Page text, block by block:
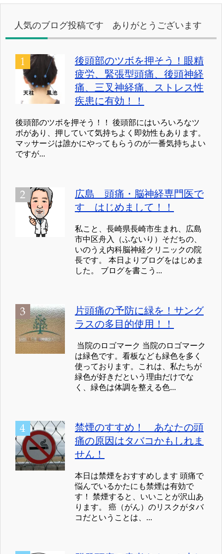
リ
人気のブログ投稿です ありがとうございます
後頭部のツボを押そう！眼精
疲労、緊張型頭痛、後頭神経
痛、三叉神経痛、ストレス性
疾患に有効！！
後頭部のツボを押そう！！ 後頭部にはいろいろなツ
ボがあり、押していて気持ちよく即効性もあります。
マッサージは誰かにやってもらうのが一番気持ちよい
ですが...
広島 頭痛・脳神経専門医で
す はじめまして！！
私こと、長崎県長崎市生まれ、広島
市中区舟入（ふないり）そだちの、
いのうえ内科脳神経クリニックの院
長です。 本日よりブログをはじめま
した。 ブログを書こう...
片頭痛の予防に緑を！サング
ラスの多目的使用！！
当院のロゴマーク 当院のロゴマーク
は緑色です。看板なども緑色を多く
使っております。これは、私たちが
緑色が好きだという理由だけでな
く、緑色は体調を整える色...
禁煙のすすめ！ あなたの頭
痛の原因はタバコかもしれま
せん！
本日は禁煙をおすすめします 頭痛で
悩んでいるかたにも禁煙は有効で
す！ 禁煙すると、いいことが沢山あ
ります。 癌（がん）のリスクがタバ
コだということは、...